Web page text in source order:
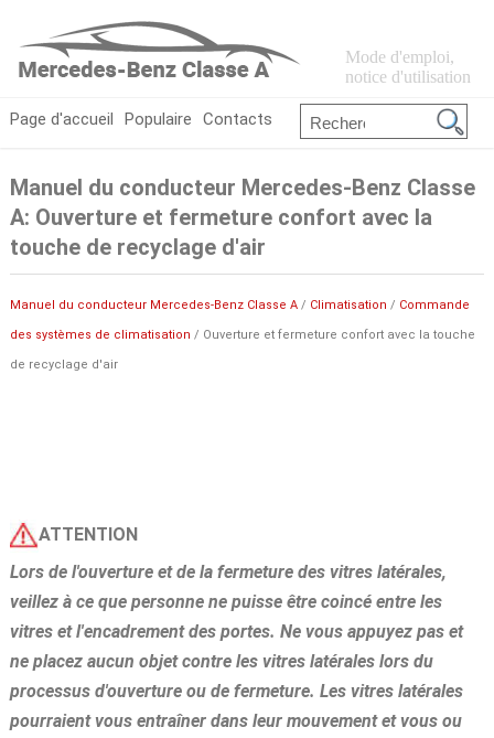
Mode d'emploi,
notice d'utilisation
Page d'accueil Populaire Contacts
Manuel du conducteur Mercedes-Benz Classe
A: Ouverture et fermeture confort avec la
touche de recyclage d'air
Manuel du conducteur Mercedes-Benz Classe A/ Climatisation / Commande
des systèmes de climatisation / Ouverture et fermeture confort avec la touche
de recyclage d'air
ATTENTION
Lors de l'ouverture et de la fermeture des vitres latérales,
veillez à ce que personne ne puisse être coincé entre les
vitres et l'encadrement des portes. Ne vous appuyez pas et
ne placez aucun objet contre les vitres latérales lors du
processus d'ouverture ou de fermeture. Les vitres latérales
pourraient vous entraîner dans leur mouvement et vous ou